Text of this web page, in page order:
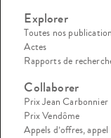
Explorer
Toutes nos
Actes
Rapports de
Collaborer
Prix Jean Carbonnier
Prix Vendôme
Appels d’offres,